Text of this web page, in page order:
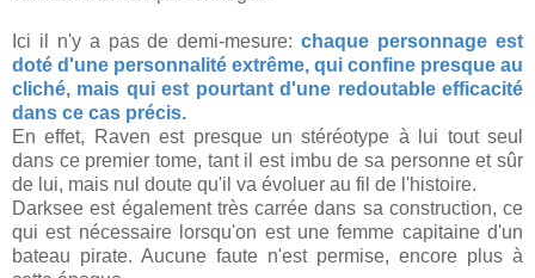
Ici il n'y a pas de demi-mesure:chaque personnage est
doté d'une personnalité extrême, qui confine presque au
cliché, mais qui est pourtant d'une redoutable efficacité
dans ce cas précis.
En effet, Raven est presque un stéréotype à lui tout seul
dans ce premier tome, tant il est imbu de sa personne et sûr
de lui, mais nul doute qu'il va évoluer au fil de l'histoire.
Darksee est également très carrée dans sa construction, ce
qui est nécessaire lorsqu'on est une femme capitaine d'un
bateau pirate. Aucune faute n'est permise, encore plus à